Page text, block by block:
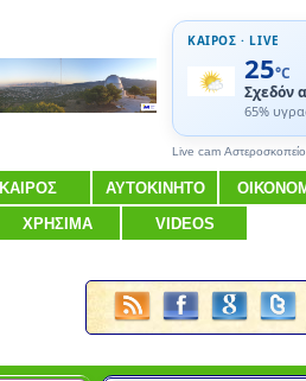
ΚΑΙΡΟΣ · LIVE
25°C
Σχεδόν
65%
Live cam Αστεροσκοπείο
ΚΑΙΡΟΣ ΑΥΤΟΚΙΝΗΤΟ
ΧΡΗΣΙΜΑ VIDEOS